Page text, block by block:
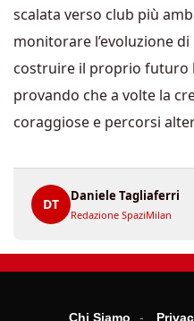
scalata verso club più
monitorare l’evoluzione
costruire il proprio futuro
provando che a volte la
coraggiose e percorsi
DT
Daniele Tagliaferri
Redazione SpaziMilan
Chi Siamo